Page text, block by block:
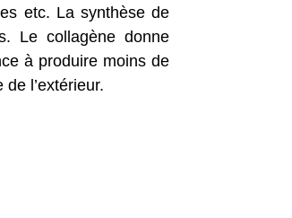
etc. La synthèse de
Le collagène donne
à produire moins de
l’extérieur.